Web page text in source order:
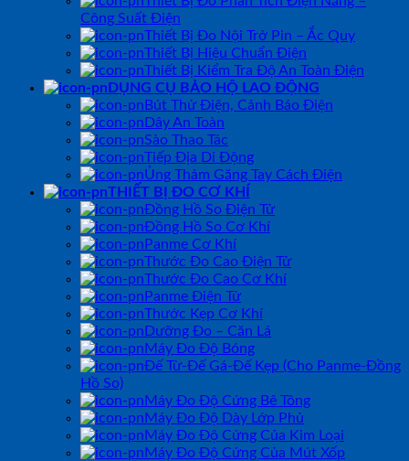
Công Suất Điện
Thiết Bị Đo Nội Trở Pin – Ắc Quy
Thiết Bị Hiệu Chuẩn Điện
Thiết Bị Kiểm Tra Độ An Toàn Điện
DỤNG CỤ BẢO HỘ LAO ĐỘNG
Bút Thử Điện, Cảnh Báo Điện
Dây An Toàn
Sào Thao Tác
Tiếp Địa Di Động
Ủng Thảm Găng Tay Cách Điện
THIẾT BỊ ĐO CƠ KHÍ
Đồng Hồ So Điện Tử
Đồng Hồ So Cơ Khí
Panme Cơ Khí
Thước Đo Cao Điện Tử
Thước Đo Cao Cơ Khí
Panme Điện Tử
Thước Kẹp Cơ Khí
Dưỡng Đo – Căn Lá
Máy Đo Độ Bóng
Đế Từ-Đế Gá-Đế Kẹp (Cho Panme-Đồng
Hồ So)
Máy Đo Độ Cứng Bê Tông
Máy Đo Độ Dày Lớp Phủ
Máy Đo Độ Cứng Của Kim Loại
Máy Đo Độ Cứng Của Mút Xốp